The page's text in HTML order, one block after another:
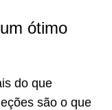
ótimo
do que
são o que